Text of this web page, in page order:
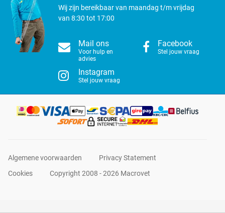
Wij zijn bereikbaar van maandag t/m vrijdag
van 8:30 tot 17:00
Mail ons
Voor hulp en
advies
Facebook
Stel jouw vraag
Instagram
Stel jouw vraag
Algemene voorwaarden
Privacy Statement
Cookies
Copyright 2008 - 2026 Macrovet